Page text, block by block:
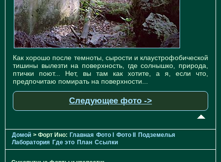
Как хорошо после темноты, сырости и клаустрофобической
тишины вылезти на поверхность, где солнышко, природа,
птички поют... Нет, вы там как хотите, а я, если что,
предпочитаю помирать на поверхности...
Следующее фото ->
Домой > Форт Ино: Главная Фото I Фото II Подземелья
Лаборатория Где это План Ссылки